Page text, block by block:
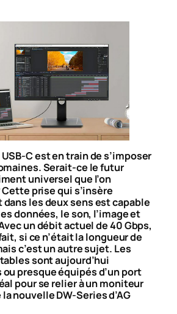
C est en train de s’imposer
Serait-ce le futur
universel que l’on
prise qui s’insère
les deux sens est capable
données, le son, l’image et
un débit actuel de 40 Gbps,
si ce n’était la longueur de
c’est un autre sujet. Les
sont aujourd’hui
presque équipés d’un port
pour se relier à un moniteur
nouvelle DW-Series d’AG